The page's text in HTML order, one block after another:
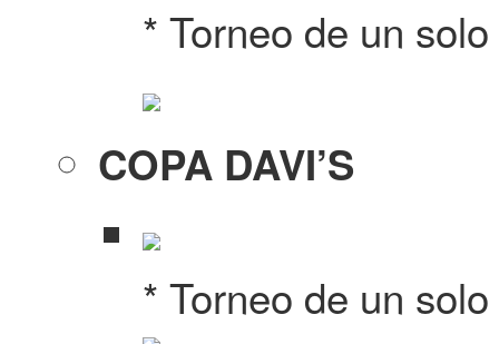
* Torneo de un
COPA DAVI’S
* Torneo de un